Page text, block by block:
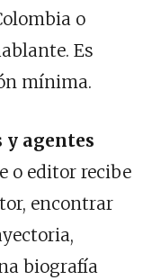
o
Es
mínima.
agentes
o editor recibe
encontrar
biografía